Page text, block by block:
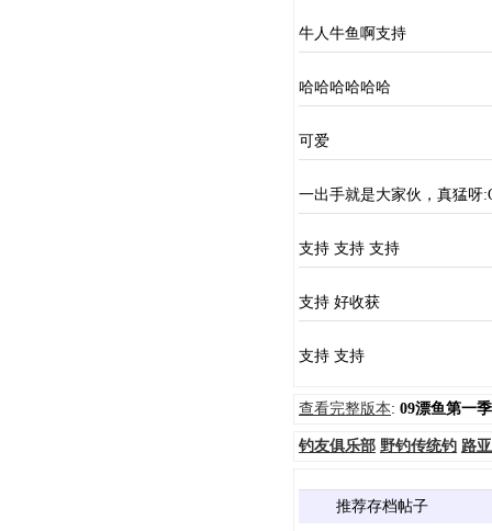
牛人牛鱼啊支持
哈哈哈哈哈哈
可爱
一出手就是大家伙，真猛呀
支持 支持 支持
支持 好收获
支持 支持
查看完整版本: 09漂鱼第一
钓友俱乐部 野钓传统钓 路
推荐存档帖子